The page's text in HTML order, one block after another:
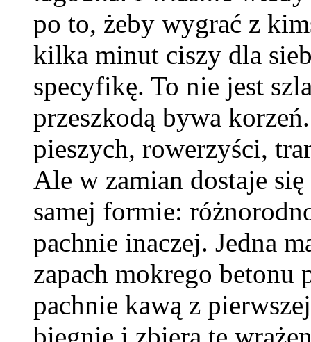
po to, żeby wygrać z
kilka minut ciszy dla
specyfikę. To nie jest
przeszkodą bywa
pieszych, rowerzyści,
Ale w zamian dostaje
samej formie:
pachnie inaczej. Jedna
zapach mokrego betonu
pachnie kawą z